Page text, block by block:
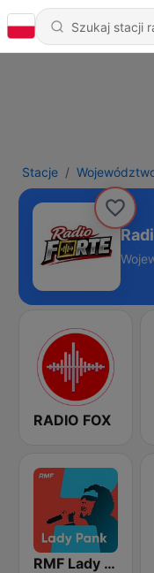
Stacje
RADIO FOX
RMF Lady Pank